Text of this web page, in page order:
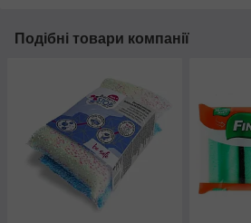
Подібні товари компанії